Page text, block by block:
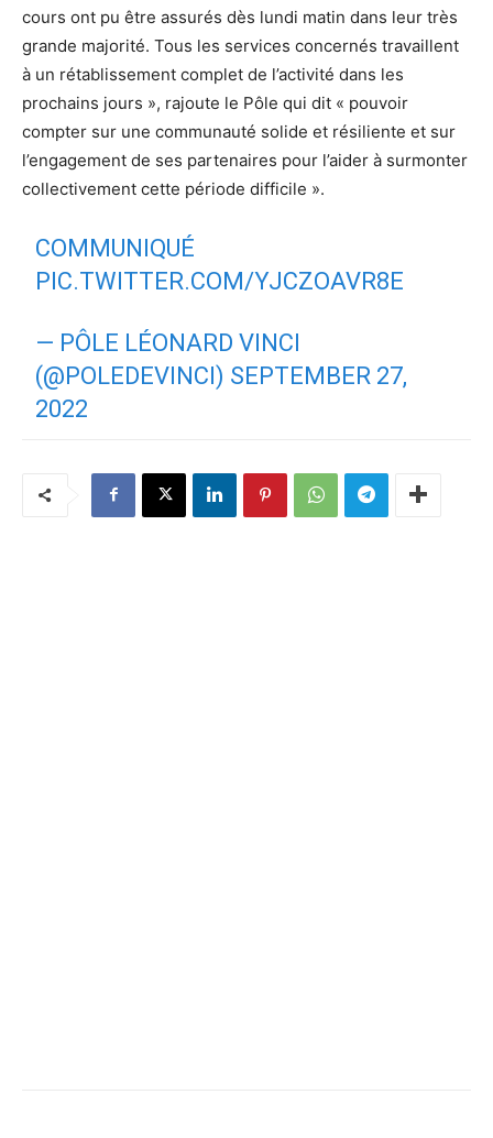
cours ont pu être assurés dès lundi matin dans leur très
grande majorité. Tous les services concernés travaillent
à un rétablissement complet de l’activité dans les
prochains jours », rajoute le Pôle qui dit « pouvoir
compter sur une communauté solide et résiliente et sur
l’engagement de ses partenaires pour l’aider à surmonter
collectivement cette période difficile ».
COMMUNIQUÉ
PIC.TWITTER.COM/YJCZOAVR8E
— PÔLE LÉONARD VINCI
(@POLEDEVINCI) SEPTEMBER 27,
2022